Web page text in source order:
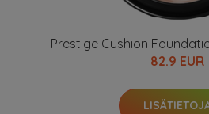
Prestige Cushion
82.9 EUR